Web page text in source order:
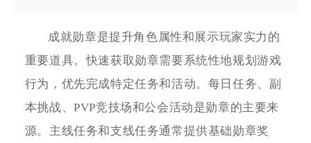
成就勋章是提升角色属性和展示玩家实力的
重要道具。快速获取勋章需要系统性地规划游戏
行为，优先完成特定任务和活动。每日任务、副
本挑战、PVP竞技场和公会活动是勋章的主要来
源。主线任务和支线任务通常提供基础勋章奖